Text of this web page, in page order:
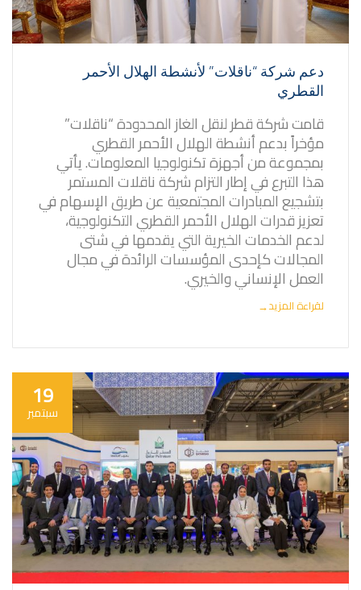
دعم شركة “ناقلات” لأنشطة الهلال الأحمر
القطري
قامت شركة قطر لنقل الغاز المحدودة “ناقلات”
مؤخراً بدعم أنشطة الهلال الأحمر القطري
بمجموعة من أجهزة تكنولوجيا المعلومات. يأتي
هذا التبرع في إطار التزام شركة ناقلات المستمر
بتشجيع المبادرات المجتمعية عن طريق الإسهام في
تعزيز قدرات الهلال الأحمر القطري التكنولوجية،
لدعم الخدمات الخيرية التي يقدمها في شتى
المجالات كإحدى المؤسسات الرائدة في مجال
العمل الإنساني والخيري.
لقراءة المزيد→
19
سبتمبر